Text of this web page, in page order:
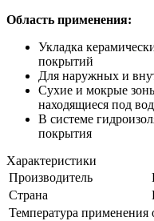
Область применения:
Укладка
покрытий
Для наружных и
Сухие и мокрые
находящиеся под
В системе
покрытия
Характеристики
Производитель
Страна
Температура применения